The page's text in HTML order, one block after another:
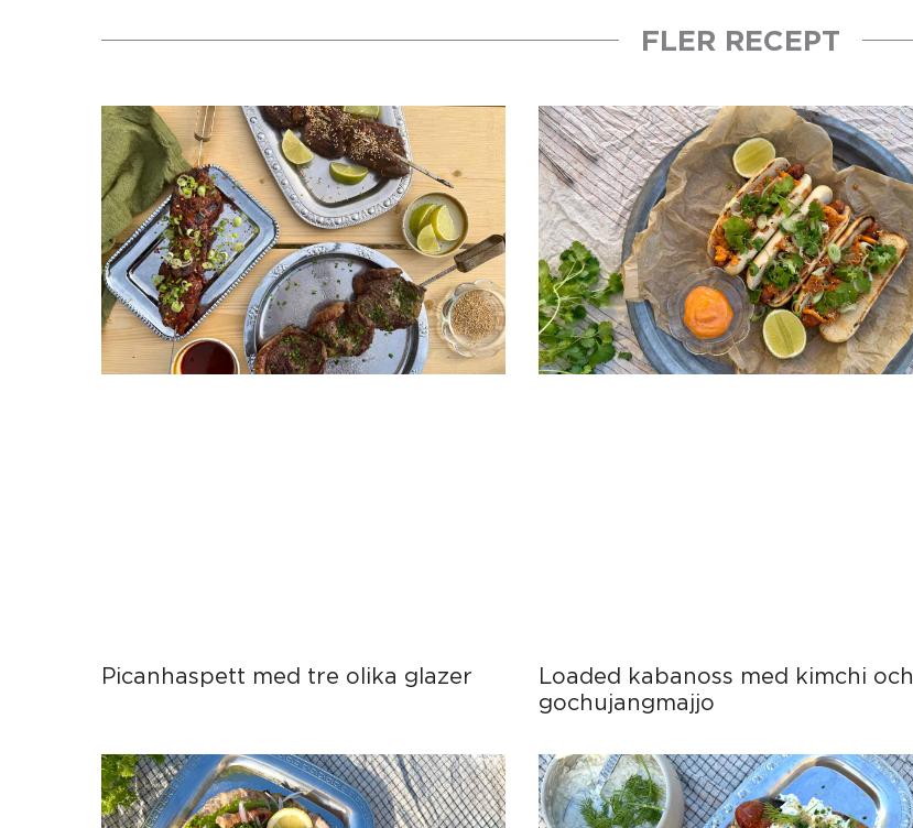
FLER RECEPT
Picanhaspett med tre olika glazer
Loaded kabanoss med kimchi och
gochujangmajjo